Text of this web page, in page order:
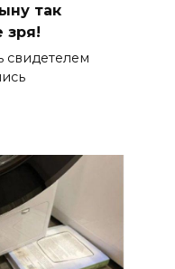
так
зря!
свидетелем